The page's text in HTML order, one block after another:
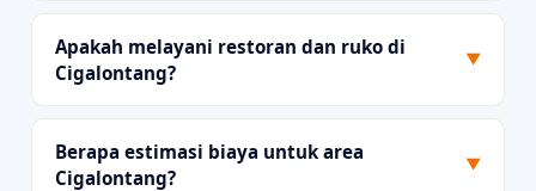
Apakah melayani restoran dan ruko di
Cigalontang?
▼
Berapa estimasi biaya untuk area
Cigalontang?
▼